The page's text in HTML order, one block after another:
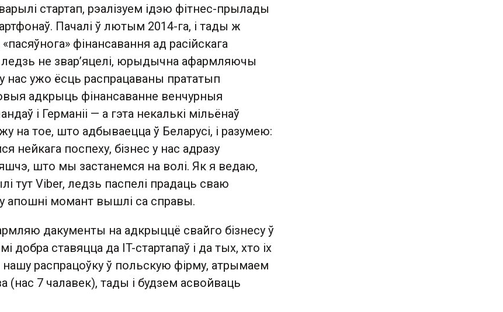
стартап, рэалізуем ідэю фітнес-прылады
Пачалі ў лютым 2014-га, і тады ж
фінансавання ад расійскага
не звар’яцелі, юрыдычна афармляючы
нас ужо ёсць распрацаваны прататып
адкрыць фінансаванне венчурныя
і Германіі — а гэта некалькі мільёнаў
на тое, што адбываецца ў Беларусі, і разумею:
нейкага поспеху, бізнес у нас адразу
што мы застанемся на волі. Як я ведаю,
тут Viber, ледзь паспелі прадаць сваю
апошні момант вышлі са справы.
дакументы на адкрыццё свайго бізнесу ў
ставяцца да IT-стартапаў і да тых, хто іх
распрацоўку ў польскую фірму, атрымаем
(нас 7 чалавек), тады і будзем асвойваць